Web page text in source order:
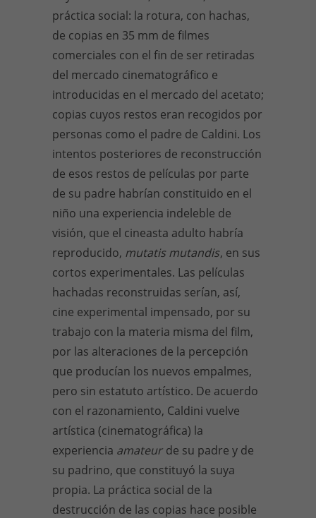
práctica social: la rotura, con hachas,
de copias en 35 mm de filmes
comerciales con el fin de ser retiradas
del mercado cinematográfico e
introducidas en el mercado del acetato;
copias cuyos restos eran recogidos por
personas como el padre de Caldini. Los
intentos posteriores de reconstrucción
de esos restos de películas por parte
de su padre habrían constituido en el
niño una experiencia indeleble de
visión, que el cineasta adulto habría
reproducido, mutatis mutandis, en sus
cortos experimentales. Las películas
hachadas reconstruidas serían, así,
cine experimental impensado, por su
trabajo con la materia misma del film,
por las alteraciones de la percepción
que producían los nuevos empalmes,
pero sin estatuto artístico. De acuerdo
con el razonamiento, Caldini vuelve
artística (cinematográfica) la
experiencia amateur de su padre y de
su padrino, que constituyó la suya
propia. La práctica social de la
destrucción de las copias hace posible